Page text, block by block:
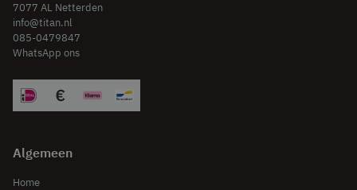
7077 AL Netterden
info@titan.nl
085-0479847
WhatsApp ons
Algemeen
Home